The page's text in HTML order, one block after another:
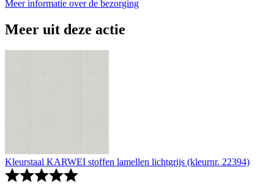
Meer informatie over de bezorging
Meer uit deze actie
Kleurstaal KARWEI stoffen lamellen lichtgrijs (kleurnr. 22394)